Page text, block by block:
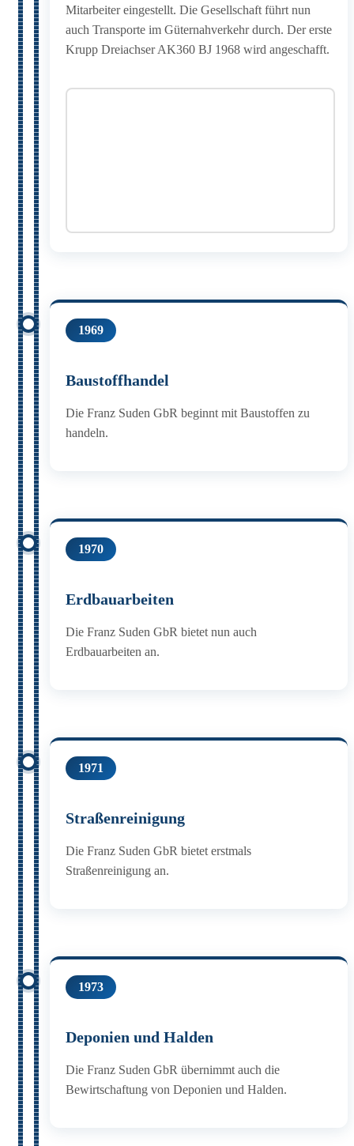
Mitarbeiter eingestellt. Die Gesellschaft führt nun
auch Transporte im Güternahverkehr durch. Der erste
Krupp Dreiachser AK360 BJ 1968 wird angeschafft.
1969
Baustoffhandel
Die Franz Suden GbR beginnt mit Baustoffen zu
handeln.
1970
Erdbauarbeiten
Die Franz Suden GbR bietet nun auch
Erdbauarbeiten an.
1971
Straßenreinigung
Die Franz Suden GbR bietet erstmals
Straßenreinigung an.
1973
Deponien und Halden
Die Franz Suden GbR übernimmt auch die
Bewirtschaftung von Deponien und Halden.